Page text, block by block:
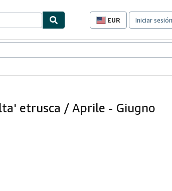
EUR
Preferencias
compra
sitio.
Iniciar sesión
etrusca / Aprile - Giugno